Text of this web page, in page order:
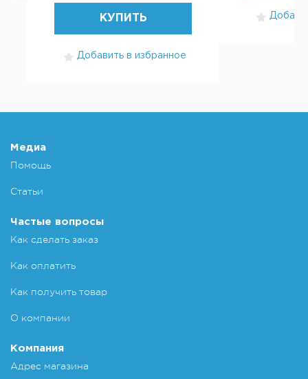
КУПИТЬ
Добавить в избранное
Медиа
Помощь
Статьи
Частые вопросы
Как сделать заказ
Как оплатить
Как получить товар
О компании
Компания
Адрес магазина